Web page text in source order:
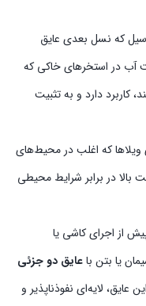
که نسل بعدی عایق
آب در استخرهای خاکی که
کاربرد دارد و به تثبیت
ویلاها که اغلب در محیط‌های
بالا در برابر شرایط محیطی
از اجرای کاشی یا
یا بتن باعایق دو جزئی
لایه‌ای نفوذناپذیر و